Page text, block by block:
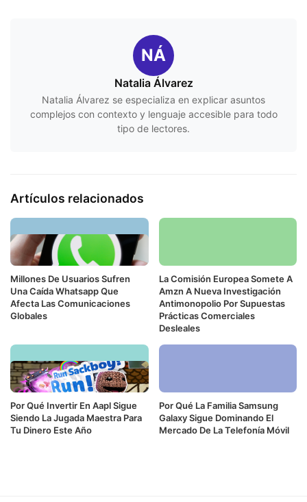
NÁ
Natalia Álvarez
Natalia Álvarez se especializa en explicar asuntos
complejos con contexto y lenguaje accesible para todo
tipo de lectores.
Artículos relacionados
Millones De Usuarios Sufren
Una Caída Whatsapp Que
Afecta Las Comunicaciones
Globales
La Comisión Europea Somete A
Amzn A Nueva Investigación
Antimonopolio Por Supuestas
Prácticas Comerciales
Desleales
Por Qué Invertir En Aapl Sigue
Siendo La Jugada Maestra Para
Tu Dinero Este Año
Por Qué La Familia Samsung
Galaxy Sigue Dominando El
Mercado De La Telefonía Móvil